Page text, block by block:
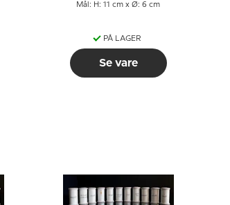
Mål: H: 11 cm x Ø: 6 cm
PÅ LAGER
Se vare